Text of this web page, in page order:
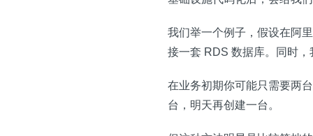
我们举一个例子，假设在阿
接一套 RDS 数据库。同时
在业务初期你可能只需要两
台，明天再创建一台。